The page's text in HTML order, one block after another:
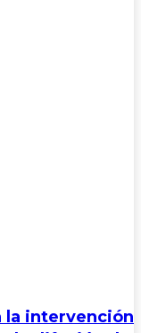
la intervención